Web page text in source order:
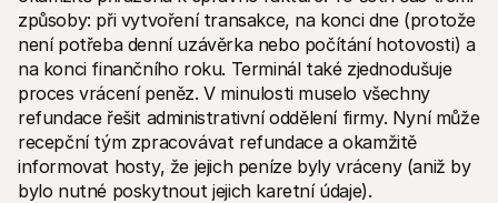
způsoby: při vytvoření transakce, na konci dne (protože
není potřeba denní uzávěrka nebo počítání hotovosti) a
na konci finančního roku. Terminál také zjednodušuje
proces vrácení peněz. V minulosti muselo všechny
refundace řešit administrativní oddělení firmy. Nyní může
recepční tým zpracovávat refundace a okamžitě
informovat hosty, že jejich peníze byly vráceny (aniž by
bylo nutné poskytnout jejich karetní údaje).